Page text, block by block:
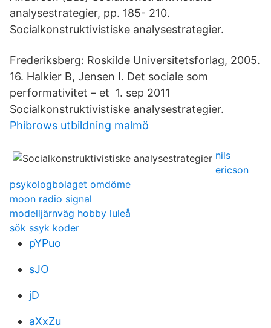
analysestrategier, pp. 185- 210.
Socialkonstruktivistiske analysestrategier.
Frederiksberg: Roskilde Universitetsforlag, 2005.
16. Halkier B, Jensen I. Det sociale som
performativitet – et 1. sep 2011
Socialkonstruktivistiske analysestrategier.
Phibrows utbildning malmö
nils
ericson
psykologbolaget omdöme
moon radio signal
modelljärnväg hobby luleå
sök ssyk koder
pYPuo
sJO
jD
aXxZu